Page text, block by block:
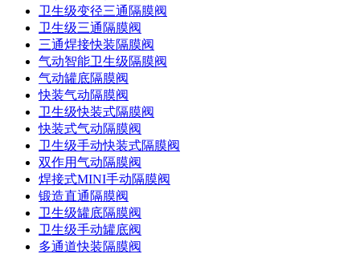
卫生级变径三通隔膜阀
卫生级三通隔膜阀
三通焊接快装隔膜阀
气动智能卫生级隔膜阀
气动罐底隔膜阀
快装气动隔膜阀
卫生级快装式隔膜阀
快装式气动隔膜阀
卫生级手动快装式隔膜阀
双作用气动隔膜阀
焊接式MINI手动隔膜阀
锻造直通隔膜阀
卫生级罐底隔膜阀
卫生级手动罐底阀
多通道快装隔膜阀